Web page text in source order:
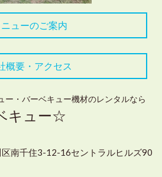
ニューのご案内
概要・アクセス
ー・バーベキュー機材のレンタルなら
キュー☆
南千住3-12-16セントラルヒルズ90